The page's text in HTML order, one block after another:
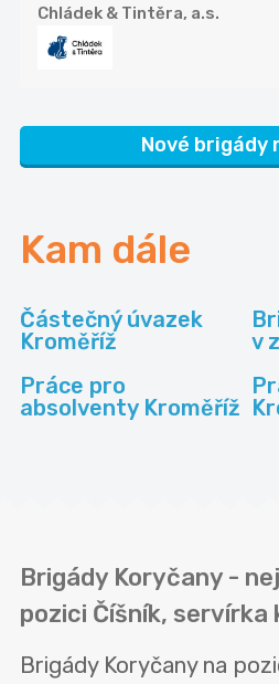
Chládek & Tintěra, a.s.
Nové brigády
Kam dále
Částečný úvazek
Kroměříž
v
Práce pro
absolventy Kroměříž
Brigády Koryčany -
pozici Číšník, servírka
Brigády Koryčany na